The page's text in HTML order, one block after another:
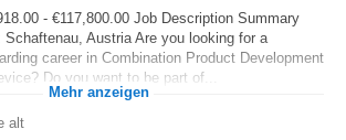
- €117,800.00 Job Description Summary
Schaftenau, Austria Are you looking for a
career in Combination Product Development
Do you want to be part of...
Mehr anzeigen
alt